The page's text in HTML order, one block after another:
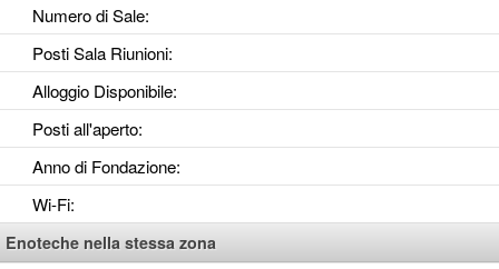
Numero di Sale:
Posti Sala Riunioni:
Alloggio Disponibile:
Posti all'aperto:
Anno di Fondazione:
Wi-Fi:
Enoteche nella stessa zona